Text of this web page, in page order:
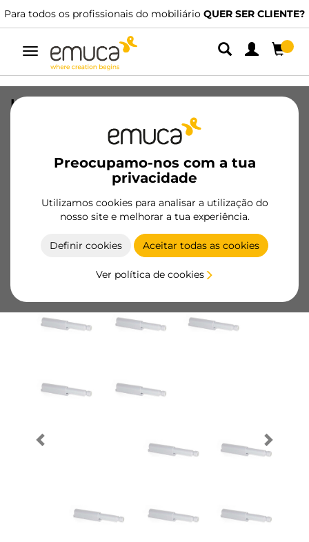
Para todos os profissionais do mobiliário QUER SER CLIENTE?
Alternar
navegação
Preocupamo-nos com a tua
privacidade
Utilizamos cookies para analisar a utilização do
nosso site e melhorar a tua experiência.
Definir cookies Aceitar todas as cookies
Ver política de cookies
Lote de 10 fechos de portas para
aparafusar no móvel Push Latch ,
Plástico, Cinza
1275221 /EAN 8432393003665
Produtos essenciais
Tornar-se cliente
Ficha de produto